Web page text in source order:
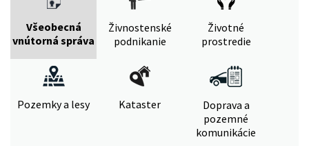
Všeobecná
vnútorná správa
Živnostenské
podnikanie
Životné
prostredie
Pozemky a lesy Kataster
Doprava a
pozemné
komunikácie